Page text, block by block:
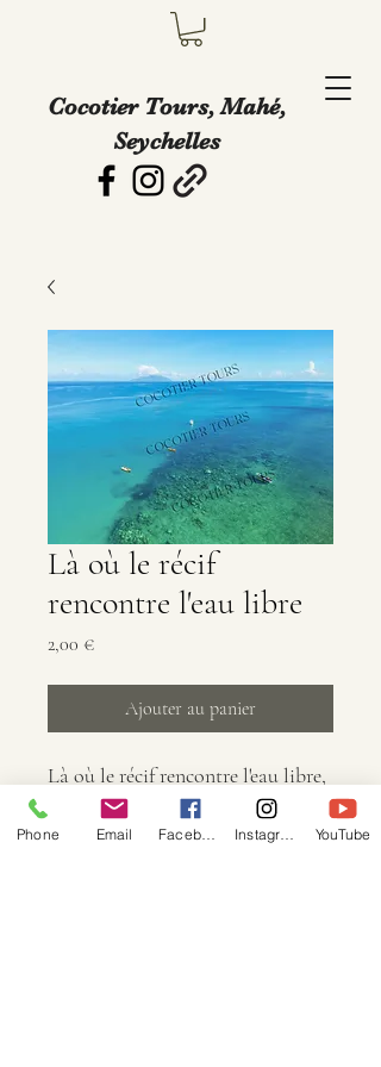
Cocotier Tours, Mahé,
Seychelles
Là où le récif
rencontre l'eau libre
2,00 €Prix
Ajouter au panier
Là où le récif rencontre l'eau libre,
les bateaux de pêche autour
Phone Email YouTube